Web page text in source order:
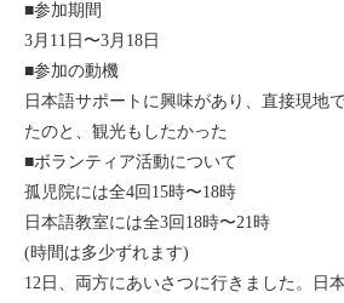
セブ
中国/海南島
ニュージーランド
■参加期間
3月11日〜3月18日
■参加の動機
日本語サポートに興味があり、直接現地
たのと、観光もしたかった
■ボランティア活動について
孤児院には全4回15時〜18時
日本語教室には全3回18時〜21時
(時間は多少ずれます)
12日、両方にあいさつに行きました。日